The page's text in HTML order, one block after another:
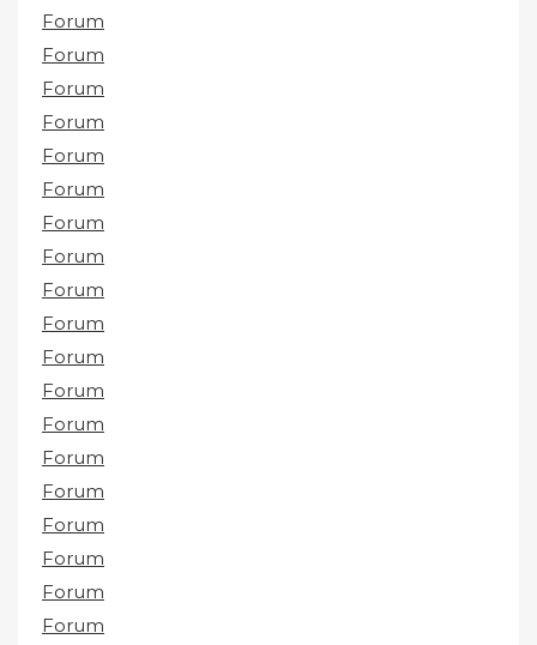
Forum
Forum
Forum
Forum
Forum
Forum
Forum
Forum
Forum
Forum
Forum
Forum
Forum
Forum
Forum
Forum
Forum
Forum
Forum